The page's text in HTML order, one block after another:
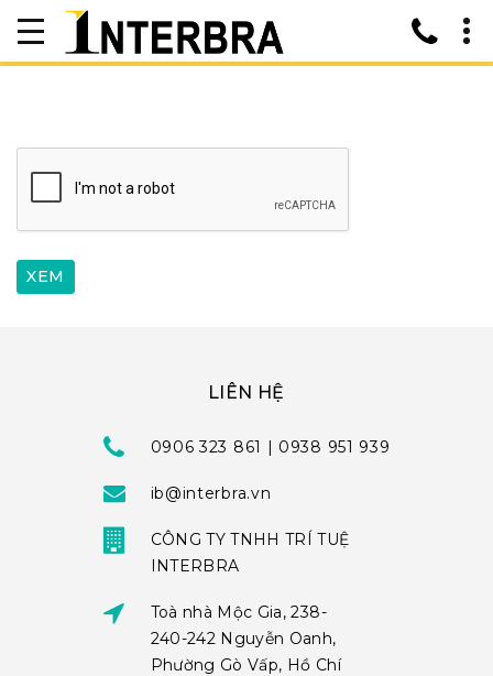
LIÊN HỆ
0906 323 861 | 0938 951 939
ib@interbra.vn
CÔNG TY TNHH TRÍ TUỆ
INTERBRA
Toà nhà Mộc Gia, 238-
240-242 Nguyễn Oanh,
Phường Gò Vấp, Hồ Chí